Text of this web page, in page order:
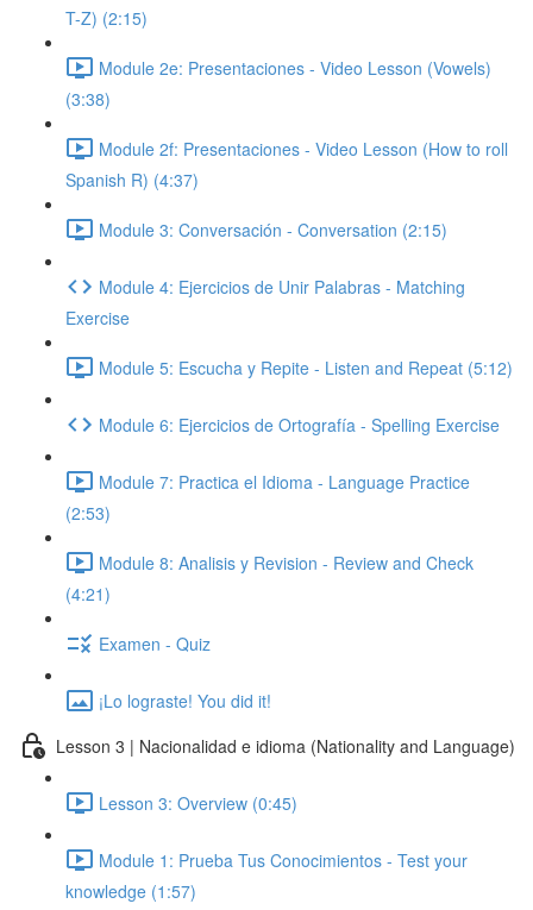
T-Z) (2:15)
Module 2e: Presentaciones - Video Lesson (Vowels)
(3:38)
Module 2f: Presentaciones - Video Lesson (How to roll
Spanish R) (4:37)
Module 3: Conversación - Conversation (2:15)
Module 4: Ejercicios de Unir Palabras - Matching
Exercise
Module 5: Escucha y Repite - Listen and Repeat (5:12)
Module 6: Ejercicios de Ortografía - Spelling Exercise
Module 7: Practica el Idioma - Language Practice
(2:53)
Module 8: Analisis y Revision - Review and Check
(4:21)
Examen - Quiz
¡Lo lograste! You did it!
Lesson 3 | Nacionalidad e idioma (Nationality and Language)
Lesson 3: Overview (0:45)
Module 1: Prueba Tus Conocimientos - Test your
knowledge (1:57)